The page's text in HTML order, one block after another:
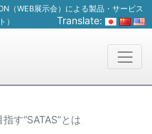
（WEB展示会）による製品・サービス
）
Translate:
す“SATAS”とは